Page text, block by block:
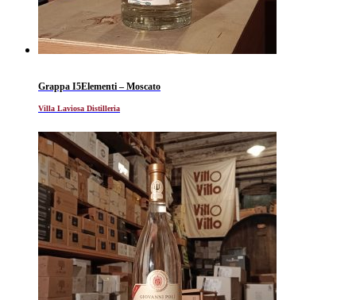
Grappa I5Elementi – Moscato
Villa Laviosa Distilleria